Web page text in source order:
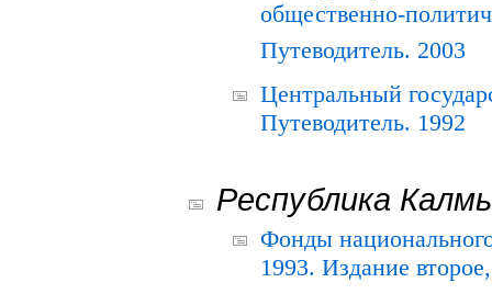
общественно-
Путеводитель. 2003
Центральный
Путеводитель. 1992
Республика
Фонды
1993. Издание